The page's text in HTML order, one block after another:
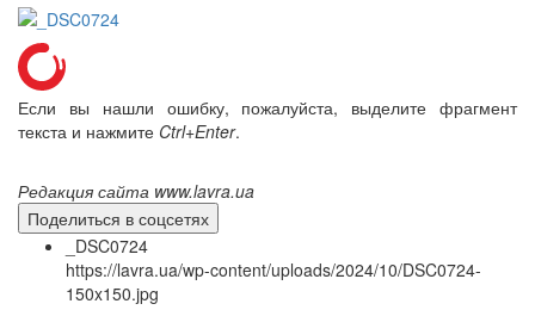
Если вы нашли ошибку, пожалуйста, выделите фрагмент
текста и нажмите Ctrl+Enter.
Редакция сайта www.lavra.ua
Поделиться в соцсетях
_DSC0724
https://lavra.ua/wp-content/uploads/2024/10/DSC0724-
150x150.jpg